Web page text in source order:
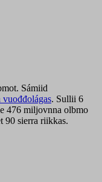
Sámiid
vuođđolágas. Sullii 6
476 miljovnna olbmo
90 sierra riikkas.